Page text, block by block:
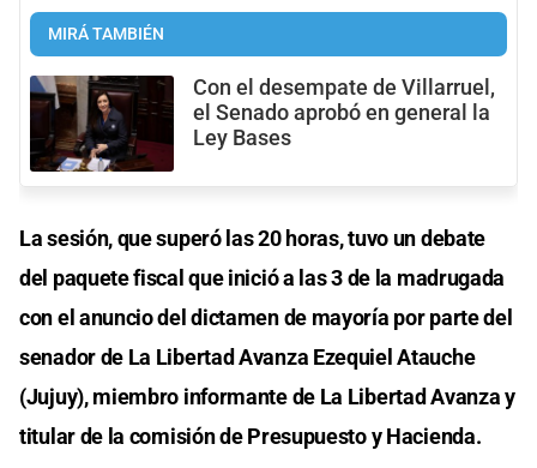
MIRÁ TAMBIÉN
Con el desempate de Villarruel,
el Senado aprobó en general la
Ley Bases
La sesión, que superó las 20 horas, tuvo un debate
del paquete fiscal que inició a las 3 de la madrugada
con el anuncio del dictamen de mayoría por parte del
senador de La Libertad Avanza Ezequiel Atauche
(Jujuy), miembro informante de La Libertad Avanza y
titular de la comisión de Presupuesto y Hacienda.